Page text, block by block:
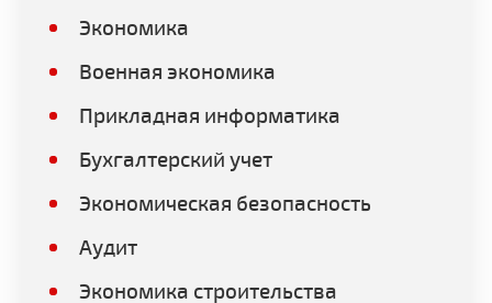
Экономика
Военная экономика
Прикладная информатика
Бухгалтерский учет
Экономическая безопасность
Аудит
Экономика строительства